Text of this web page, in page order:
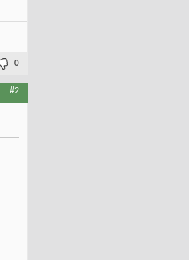
0
#2